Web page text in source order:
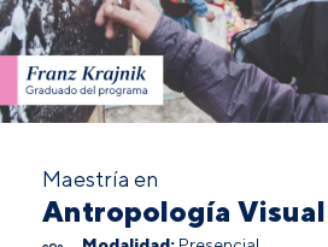
Maestría en
Antropología Visual